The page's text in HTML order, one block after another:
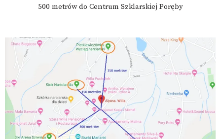
500 metrów do Centrum Szklarskiej Poręby